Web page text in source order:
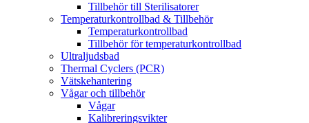
Tillbehör till Sterilisatorer
Temperaturkontrollbad & Tillbehör
Temperaturkontrollbad
Tillbehör för temperaturkontrollbad
Ultraljudsbad
Thermal Cyclers (PCR)
Vätskehantering
Vågar och tillbehör
Vågar
Kalibreringsvikter